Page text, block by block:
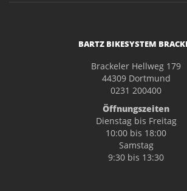
BARTZ BIKESYSTEM
Brackeler Hellweg 179
44309 Dortmund
0231 200400
Öffnungszeiten
Dienstag bis Freitag
10:00 bis 18:00
Samstag
9:30 bis 13:30